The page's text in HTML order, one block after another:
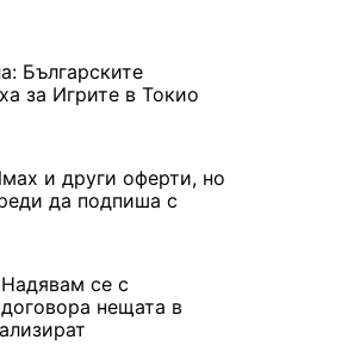
Българските
за Игрите в Токио
и други оферти, но
да подпиша с
се с
нещата в